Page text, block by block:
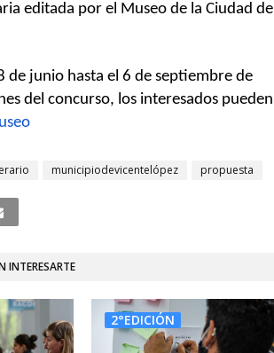
editada por el Museo de la Ciudad de
de junio hasta el 6 de septiembre de
del concurso, los interesados pueden
municipiodevicentelópez propuesta
INTERESARTE
2°EDICIÓN